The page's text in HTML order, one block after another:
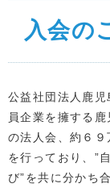
入会の
公益社団法人鹿
員企業を擁する
の法人会、約６
を行っており、”
び”を共に分かち